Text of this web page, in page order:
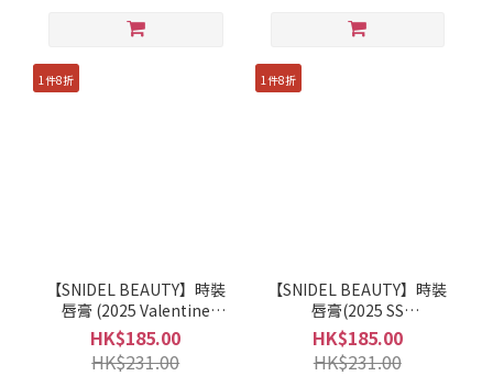
1件8折
【SNIDEL BEAUTY】時裝
唇膏 (2025 Valentine
Collection)
HK$185.00
HK$231.00
1件8折
【SNIDEL BEAUTY】時裝
唇膏(2025 SS
COLLECTION)
HK$185.00
HK$231.00